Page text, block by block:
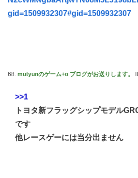
【虹ヶ咲】「夏はせつ泣き」がキャ
【ウマ娘】ウマ娘バストTOP20
【悲報】ハンターハンター連載再開
ｗｗｗｗｗｗｗｗｗｗ
【日向坂46】Zepp Osaka、客席が
【速報】とある魔術の禁書目録、最
【九州名物】鶏刺し食べた医師、全
が良かったと思っていた」
高市政権に媚びて偏向報道まみれの
gid=1509932307#gid=1509932307
68: mutyunのゲーム+α ブログがお送りします。
>>1
トヨタ新フラッグシップモデル
です
他レースゲーには当分出ません